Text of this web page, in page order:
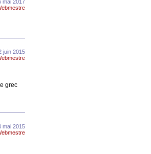
mai 2017
juin 2015
grec
mai 2015